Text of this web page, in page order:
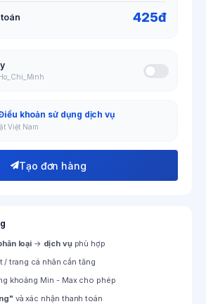
425đ
khoản sử dụng dịch vụ
Việt Nam
Tạo đơn hàng
loại → dịch vụphù hợp
/ trang cá nhân cần tăng
khoảng Min - Max cho phép
và xác nhận thanh toán